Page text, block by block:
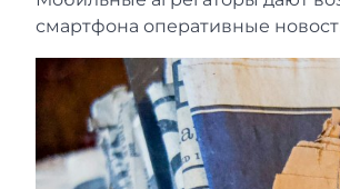
смартфона оперативные